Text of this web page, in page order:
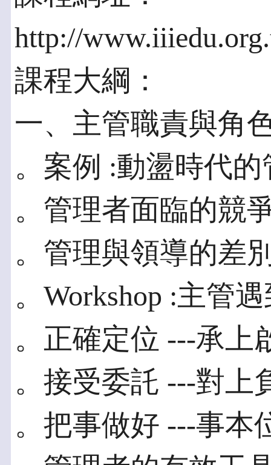
http://
課程大綱：
一、主管職責與角
。案例 :動盪時代的
。管理者面臨的競
。管理與領導的差
。Workshop :主管
。正確定位 ---承上
。接受委託 ---對上
。把事做好 ---事本